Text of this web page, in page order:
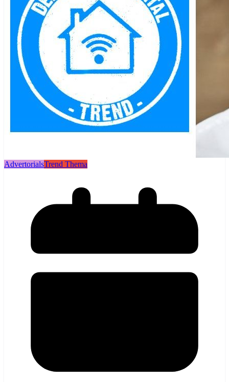
AdvertorialsTrend Thema